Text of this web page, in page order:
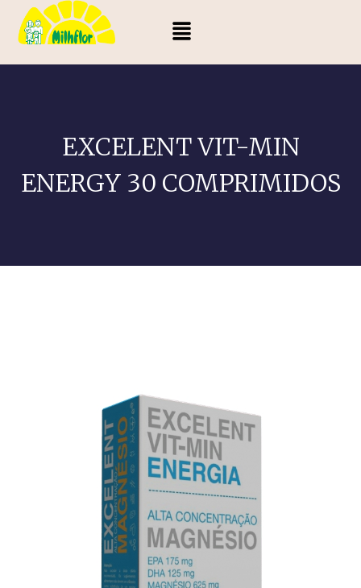
EXCELENT VIT-MIN
ENERGY 30 COMPRIMIDOS